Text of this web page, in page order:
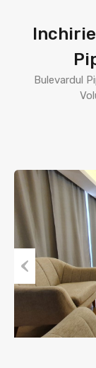
Bulevardul
Previous